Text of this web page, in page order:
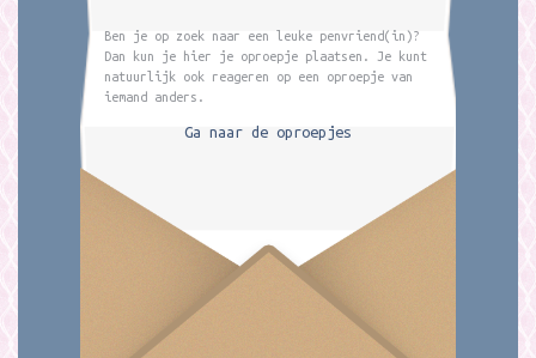
Ben je op zoek naar een leuke penvriend(in)?
Dan kun je hier je oproepje plaatsen. Je kunt
natuurlijk ook reageren op een oproepje van
iemand anders.
Ga naar de oproepjes